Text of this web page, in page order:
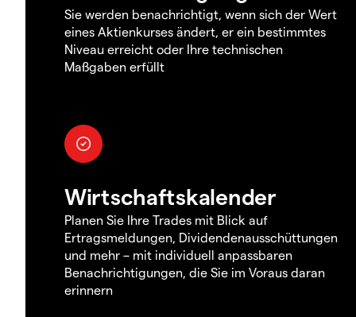
Sie werden benachrichtigt, wenn sich der Wert
eines Aktienkurses ändert, er ein bestimmtes
Niveau erreicht oder Ihre technischen
Maßgaben erfüllt
Wirtschaftskalender
Planen Sie Ihre Trades mit Blick auf
Ertragsmeldungen, Dividendenausschüttungen
und mehr – mit individuell anpassbaren
Benachrichtigungen, die Sie im Voraus daran
erinnern